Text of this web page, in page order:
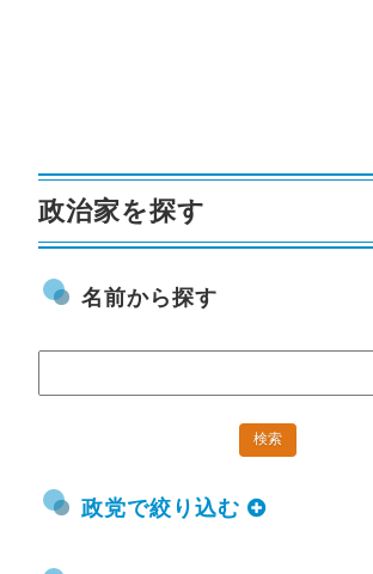
政治家を探す
名前から探す
政党で絞り込む